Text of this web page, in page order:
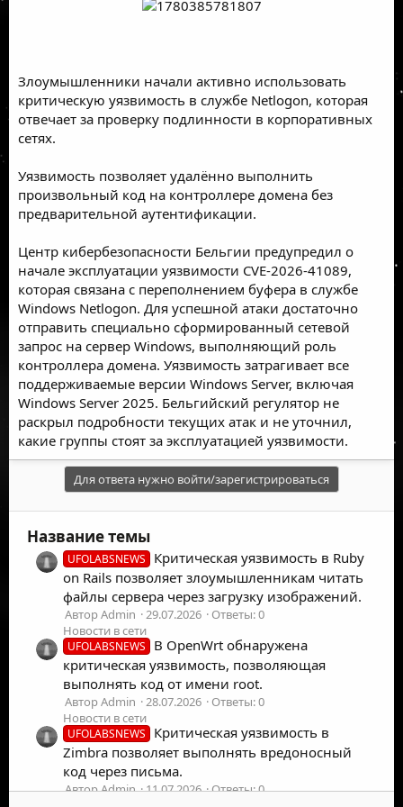
Злоумышленники начали активно использовать
критическую уязвимость в службе Netlogon, которая
отвечает за проверку подлинности в корпоративных
сетях.
Уязвимость позволяет удалённо выполнить
произвольный код на контроллере домена без
предварительной аутентификации.
Центр кибербезопасности Бельгии предупредил о
начале эксплуатации уязвимости CVE-2026-41089,
которая связана с переполнением буфера в службе
Windows Netlogon. Для успешной атаки достаточно
отправить специально сформированный сетевой
запрос на сервер Windows, выполняющий роль
контроллера домена. Уязвимость затрагивает все
поддерживаемые версии Windows Server, включая
Windows Server 2025. Бельгийский регулятор не
раскрыл подробности текущих атак и не уточнил,
какие группы стоят за эксплуатацией уязвимости.
Для ответа нужно войти/зарегистрироваться
Название темы
UFOLABSNEWS
Критическая уязвимость в Ruby
on Rails позволяет злоумышленникам читать
файлы сервера через загрузку изображений.
Автор Admin 29.07.2026
Ответы: 0
Новости в сети
UFOLABSNEWS
В OpenWrt обнаружена
критическая уязвимость, позволяющая
выполнять код от имени root.
Автор Admin 28.07.2026
Ответы: 0
Новости в сети
UFOLABSNEWS
Критическая уязвимость в
Zimbra позволяет выполнять вредоносный
код через письма.
Автор Admin 11.07.2026
Ответы: 0